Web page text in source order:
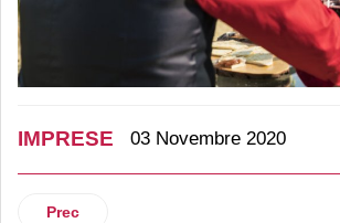
IMPRESE 03 Novembre 2020
Articolo precedente: Nasce Forum, la
Prec